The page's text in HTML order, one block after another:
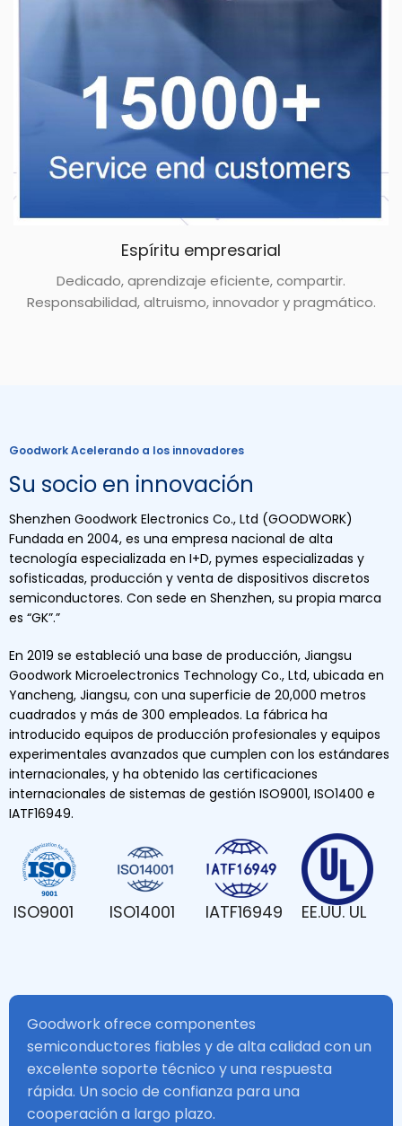
Espíritu empresarial
Dedicado, aprendizaje eficiente, compartir.
Responsabilidad, altruismo, innovador y pragmático.
Goodwork Acelerando a los innovadores
Su socio en innovación
Shenzhen Goodwork Electronics Co., Ltd (GOODWORK)
Fundada en 2004, es una empresa nacional de alta
tecnología especializada en I+D, pymes especializadas y
sofisticadas, producción y venta de dispositivos discretos
semiconductores. Con sede en Shenzhen, su propia marca
es “GK”.”
En 2019 se estableció una base de producción, Jiangsu
Goodwork Microelectronics Technology Co., Ltd, ubicada en
Yancheng, Jiangsu, con una superficie de 20,000 metros
cuadrados y más de 300 empleados. La fábrica ha
introducido equipos de producción profesionales y equipos
experimentales avanzados que cumplen con los estándares
internacionales, y ha obtenido las certificaciones
internacionales de sistemas de gestión ISO9001, ISO1400 e
IATF16949.
ISO9001 ISO14001 IATF16949 EE.UU. UL
Goodwork ofrece componentes
semiconductores fiables y de alta calidad con un
excelente soporte técnico y una respuesta
rápida. Un socio de confianza para una
cooperación a largo plazo.